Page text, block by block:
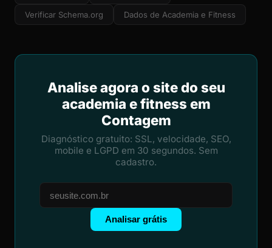
Verificar Schema.org Dados de Academia e Fitness
Analise agora o site do seu
academia e fitness em
Contagem
Diagnóstico gratuito: SSL, velocidade, SEO,
mobile e LGPD em 30 segundos. Sem
cadastro.
Analisar grátis